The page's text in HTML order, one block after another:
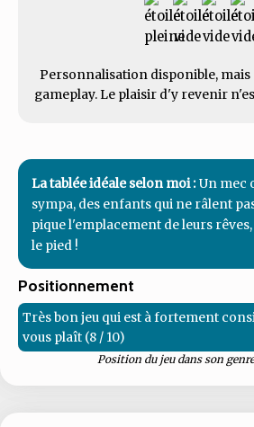
Personnalisation disponible, mais
gameplay. Le plaisir d'y revenir
La tablée idéale selon moi : Un mec
sympa, des enfants qui ne râlent
pique l'emplacement de leurs
le pied !
Positionnement
Très bon jeu qui est à fortement
vous plaît (8 / 10)
Position du jeu dans son